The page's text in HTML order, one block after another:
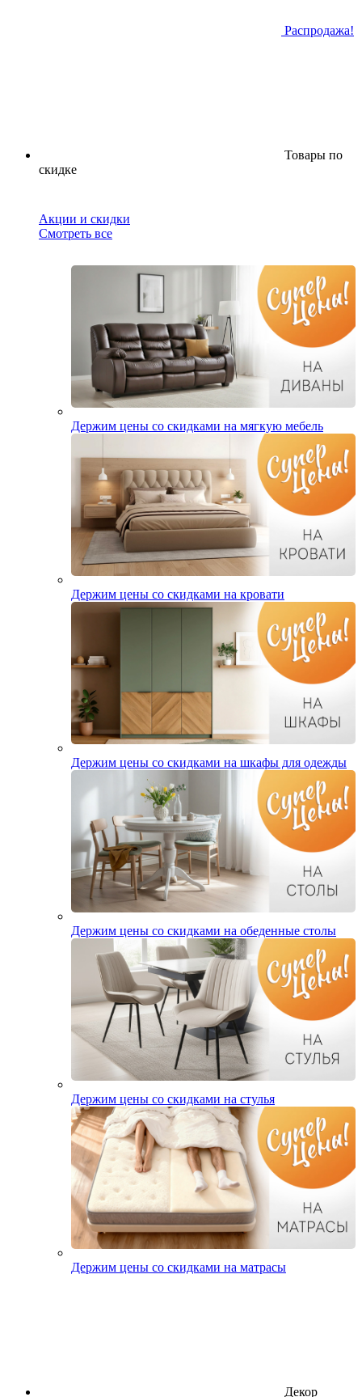
Распродажа!
Товары по
скидке
Акции и скидки
Смотреть все
Держим цены со скидками на мягкую мебель
Держим цены со скидками на кровати
Держим цены со скидками на шкафы для одежды
Держим цены со скидками на обеденные столы
Держим цены со скидками на стулья
Держим цены со скидками на матрасы
Декор